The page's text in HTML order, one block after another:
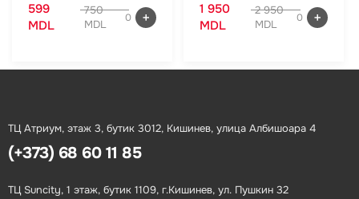
599
MDL
750
MDL
0
1 950
MDL
2 950
MDL
0
ТЦ Атриум, этаж 3, бутик 3012, Кишинев, улица Албишоара 4
(+373) 68 60 11 85
ТЦ Suncity, 1 этаж, бутик 1109, г.Кишинев, ул. Пушкин 32